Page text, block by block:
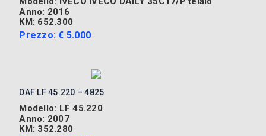
Anno: 2016
KM: 652.300
Prezzo: € 5.000
DAF LF 45.220 – 4825
Modello: LF 45.220
Anno: 2007
KM: 352.280